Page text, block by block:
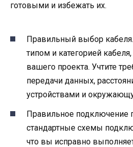
готовыми и избежать их.
Правильный выбор
типом и категорией
вашего проекта. Учтите
передачи данных,
устройствами и
Правильное подключение
стандартные схемы
что вы исправно